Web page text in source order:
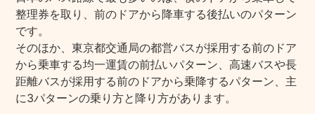
整理券を取り、前のドアから降車する後払いのパターン
です。
そのほか、東京都交通局の都営バスが採用する前のドア
から乗車する均一運賃の前払いパターン、高速バスや長
距離バスが採用する前のドアから乗降するパターン、主
に3パターンの乗り方と降り方があります。